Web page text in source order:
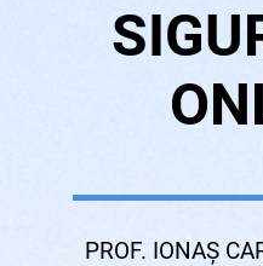
PROF. IONAȘ